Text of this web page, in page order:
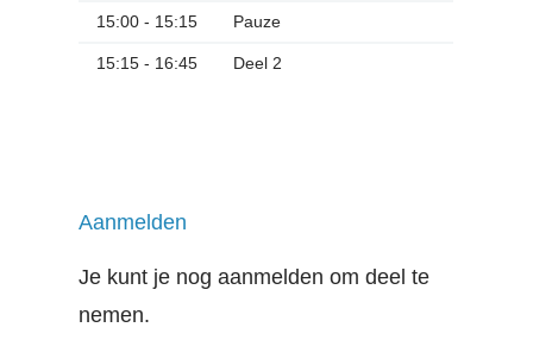
15:00 - 15:15 Pauze
15:15 - 16:45 Deel 2
Aanmelden
Je kunt je nog aanmelden om deel te
nemen.